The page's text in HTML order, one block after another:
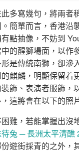
多寫幾句，將兩者
簡單而言，香港沿
點抽像，不妨到
的醒獅場面，以作
是傳統南獅，卻滲
麒麟，明顯保留着
飾、表演者服飾，
這將會在以下的照
難，若能掌握出沒
兔 ─ 長洲太平清醮
遊街採青的之外，